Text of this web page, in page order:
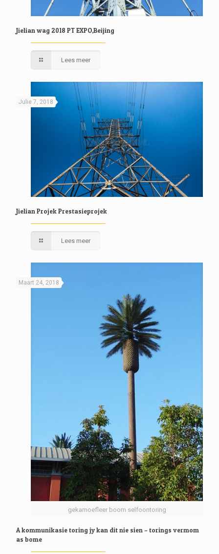
Jielian wag 2018 PT EXPO,Beijing
Lees meer
Julie 7, 2018
Jielian Projek Prestasieprojek
Lees meer
gekamoefleer boom selfoontoring
Maart 24, 2018
A kommunikasie toring jy kan dit nie sien – torings vermom
as bome